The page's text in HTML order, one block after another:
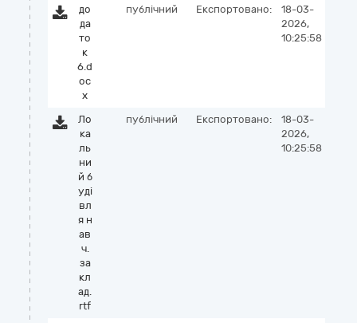
до
да
то
к
6.d
oc
x
публічний Експортовано:
18-03-
2026,
10:25:58
Ло
ка
ль
ни
й б
уді
вл
я н
ав
ч.
за
кл
ад.
rtf
публічний Експортовано:
18-03-
2026,
10:25:58